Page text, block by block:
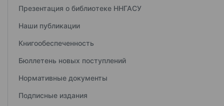
Презентация о библиотеке ННГАСУ
Наши публикации
Книгообеспеченность
Бюллетень новых поступлений
Нормативные документы
Подписные издания